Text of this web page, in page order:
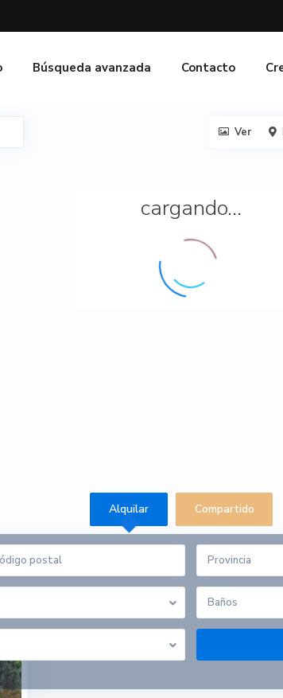
Búsqueda avanzada Contacto
cargando...
Ver
Alquilar Compartido
Provincia
Baños